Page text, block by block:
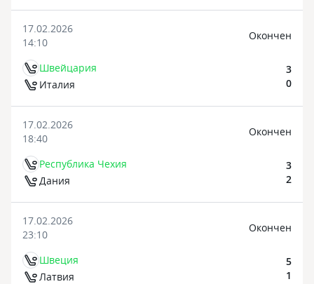
17.02.2026
14:10
Швейцария
Италия
Oкончен
3
0
17.02.2026
18:40
Республика Чехия
Дания
Oкончен
3
2
17.02.2026
23:10
Швеция
Латвия
Oкончен
5
1